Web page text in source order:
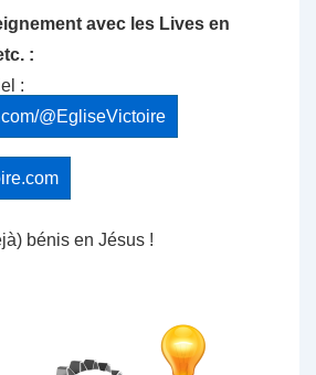
avec les Lives en
:
:
@EgliseVictoire
bénis en Jésus !